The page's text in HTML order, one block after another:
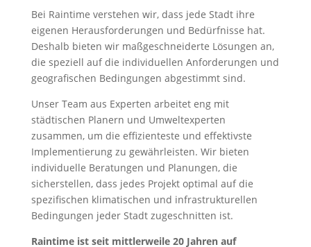
Bei Raintime verstehen wir, dass jede Stadt ihre
eigenen Herausforderungen und Bedürfnisse hat.
Deshalb bieten wir maßgeschneiderte Lösungen an,
die speziell auf die individuellen Anforderungen und
geografischen Bedingungen abgestimmt sind.
Unser Team aus Experten arbeitet eng mit
städtischen Planern und Umweltexperten
zusammen, um die effizienteste und effektivste
Implementierung zu gewährleisten. Wir bieten
individuelle Beratungen und Planungen, die
sicherstellen, dass jedes Projekt optimal auf die
spezifischen klimatischen und infrastrukturellen
Bedingungen jeder Stadt zugeschnitten ist.
Raintime ist seit mittlerweile 20 Jahren auf